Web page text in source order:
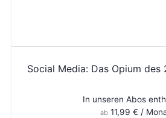
Social Media: Das Opium des
In unseren Abos
ab 11,99 € /